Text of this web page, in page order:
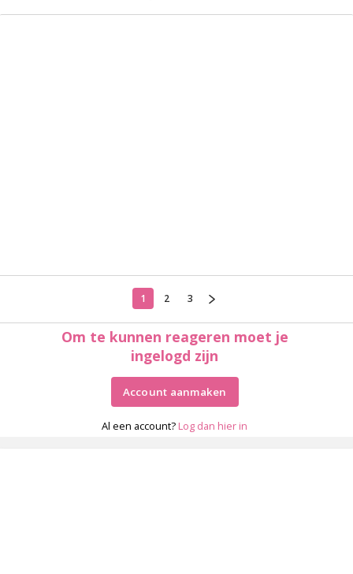
1 2 3
Om te kunnen reageren moet je
ingelogd zijn
Account aanmaken
Al een account? Log dan hier in